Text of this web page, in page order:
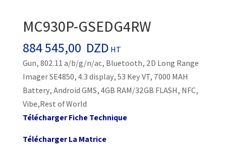
MC930P-GSEDG4RW
884 545,00 DZD HT
Gun, 802.11 a/b/g/n/ac, Bluetooth, 2D Long Range
Imager SE4850, 4.3 display, 53 Key VT, 7000 MAH
Battery, Android GMS, 4GB RAM/32GB FLASH, NFC,
Vibe,Rest of World
Télécharger Fiche Technique
Télécharger La Matrice